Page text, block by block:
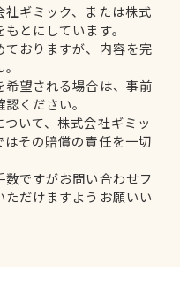
ギミック、または株式
とにしています。
おりますが、内容を完
望される場合は、事前
ください。
いて、株式会社ギミッ
その賠償の責任を一切
ですがお問い合わせフ
だけますようお願いい